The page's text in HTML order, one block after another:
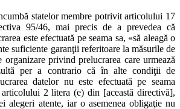
statelor membre potrivit articolului 17
95/46, mai precis de a prevedea că
este efectuată pe seama sa, «să aleagă o
suficiente garanţii referitoare la măsurile de
organizare privind prelucrarea care urmează
per a contrario că în alte condiţii de
datelor nu este efectuată pe seama
2 litera (e) din [această directivă],
alegeri atente, iar o asemenea obligaţie nu